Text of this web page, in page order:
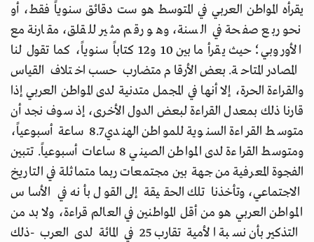
يقرأه المواطن العربي في المتوسط هو ست دقائق سنوياً فقط، أو
نحو ربع صفحة في السنة، وهو رقم مثير للقلق، مقارنة مع
الأوروبي؛ حيث يقرأ ما بين 10 و12 كتاباً سنوياً، كما تقول لنا
المصادر المتاحة. بعض الأرقام متضارب حسب اختلاف القياس
والقراءة الحرة، إلا أنها في المجمل متدنية لدى المواطن العربي إذا
قارنا ذلك بمعدل القراءة لبعض الدول الأخرى، إذ سوف نجد أن
متوسط القراءة السنوية للمواطن الهندي 8.7 ساعة أسبوعياً،
ومتوسط القراءة لدى المواطن الصيني 8 ساعات أسبوعياً. تتبين
الفجوة المعرفية من جهة بين مجتمعات ربما متماثلة في التاريخ
الاجتماعي، وتأخذنا تلك الحقيقة إلى القول بأنه في الأساس
المواطن العربي هو من أقل المواطنين في العالم قراءة، ولا بد من
التذكير بأن نسبة الأمية تقارب 25 في المائة لدى العرب -ذلك